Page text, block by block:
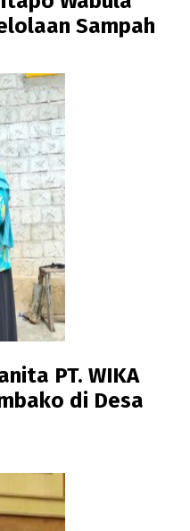
Sampah
PT. WIKA
di Desa